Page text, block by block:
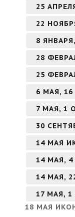
25
22
8
28
25
6 МАЯ,
7 МАЯ, 1
30
14 МАЯ
14 МАЯ,
14 МАЯ,
17 МАЯ,
18 МАЯ